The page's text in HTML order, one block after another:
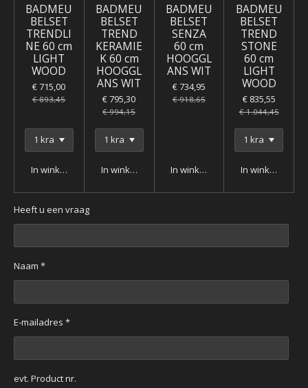
BADMEU
BELSET
TRENDLI
NE 60 cm
LIGHT
WOOD
€ 715,00
€ 893,45
In winkelwagen
BADMEU
BELSET
TREND
KERAMIE
K 60 cm
HOOGGL
ANS WIT
€ 795,30
€ 994,15
In winkelwagen
BADMEU
BELSET
SENZA
60 cm
HOOGGL
ANS WIT
€ 734,95
€ 918,65
In winkelwagen
BADMEU
BELSET
TREND
STONE
60 cm
LIGHT
WOOD
€ 835,55
€ 1.044,45
In winkelwagen
Heeft u een vraag
Naam *
E-mailadres *
evt. Product nr.